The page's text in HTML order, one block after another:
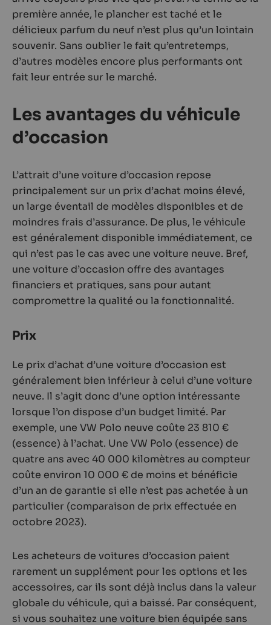
première année, le plancher est taché et le
délicieux parfum du neuf n’est plus qu’un lointain
souvenir. Sans oublier le fait qu’entretemps,
d’autres modèles encore plus performants ont
fait leur entrée sur le marché.
Les avantages du véhicule
d’occasion
L’attrait d’une voiture d’occasion repose
principalement sur un prix d’achat moins élevé,
un large éventail de modèles disponibles et de
moindres frais d’assurance. De plus, le véhicule
est généralement disponible immédiatement, ce
qui n’est pas le cas avec une voiture neuve. Bref,
une voiture d’occasion offre des avantages
financiers et pratiques, sans pour autant
compromettre la qualité ou la fonctionnalité.
Prix
Le prix d’achat d’une voiture d’occasion est
généralement bien inférieur à celui d’une voiture
neuve. Il s’agit donc d’une option intéressante
lorsque l’on dispose d’un budget limité. Par
exemple, une VW Polo neuve coûte 23 810 €
(essence) à l’achat. Une VW Polo (essence) de
quatre ans avec 40 000 kilomètres au compteur
coûte environ 10 000 € de moins et bénéficie
d’un an de garantie si elle n’est pas achetée à un
particulier (comparaison de prix effectuée en
octobre 2023).
Les acheteurs de voitures d’occasion paient
rarement un supplément pour les options et les
accessoires, car ils sont déjà inclus dans la valeur
globale du véhicule, qui a baissé. Par conséquent,
si vous souhaitez une voiture bien équipée sans